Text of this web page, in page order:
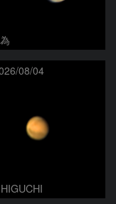
08/04